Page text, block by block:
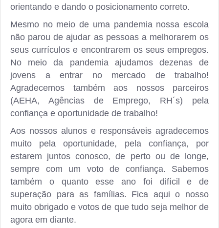
orientando e dando o posicionamento correto.
Mesmo no meio de uma pandemia nossa escola
não parou de ajudar as pessoas a melhorarem os
seus currículos e encontrarem os seus empregos.
No meio da pandemia ajudamos dezenas de
jovens a entrar no mercado de trabalho!
Agradecemos também aos nossos parceiros
(AEHA, Agências de Emprego, RH´s) pela
confiança e oportunidade de trabalho!
Aos nossos alunos e responsáveis agradecemos
muito pela oportunidade, pela confiança, por
estarem juntos conosco, de perto ou de longe,
sempre com um voto de confiança. Sabemos
também o quanto esse ano foi difícil e de
superação para as famílias. Fica aqui o nosso
muito obrigado e votos de que tudo seja melhor de
agora em diante.